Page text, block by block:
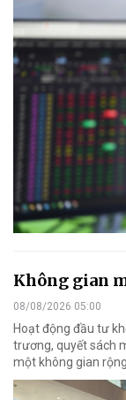
Không gian
08/08/2026 05:00
Hoạt động đầu tư
trương, quyết sách
một không gian